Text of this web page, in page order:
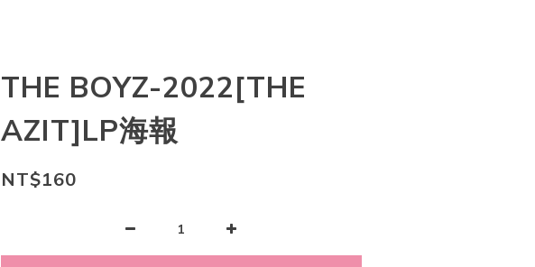
THE BOYZ-2022[THE
AZIT]LP海報
NT$160